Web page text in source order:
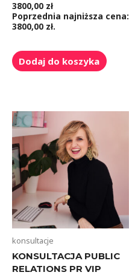
Oceniono
0
na
5
3800,00 zł
Poprzednia najniższa cena:
3800,00 zł.
Dodaj do koszyka
konsultacje
KONSULTACJA PUBLIC
RELATIONS PR VIP